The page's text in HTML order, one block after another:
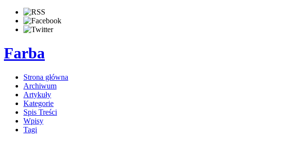
Farba
Strona główna
Archiwum
Artykuły
Kategorie
Spis Treści
Wpisy
Tagi